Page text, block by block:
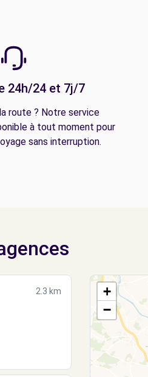
24h/24 et 7j/7
route ? Notre service
à tout moment pour
sans interruption.
2.3 km
+
−